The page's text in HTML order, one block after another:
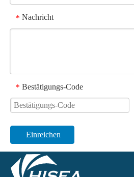
* Nachricht
* Bestätigungs-Code
Einreichen